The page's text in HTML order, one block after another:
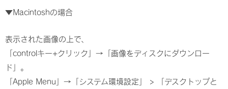
▼Macintoshの場合
表示された画像の上で、
「controlキー+クリック」→「画像をディスクにダウンロー
ド」。
「Apple Menu」→「システム環境設定」 > 「デスクトップと